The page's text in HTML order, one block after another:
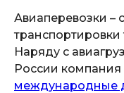
Авиаперевозки –
транспортировки
Наряду с
России компания
международные